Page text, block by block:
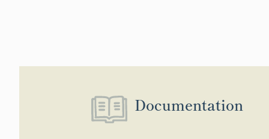
Documentation